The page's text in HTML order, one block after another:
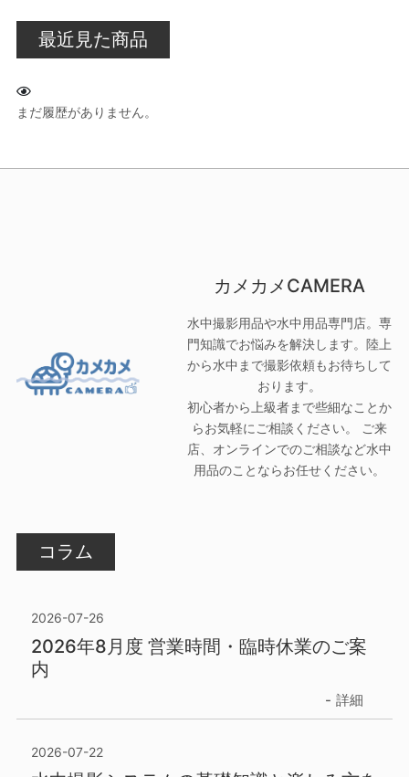
最近見た商品
まだ履歴がありません。
カメカメCAMERA
水中撮影用品や水中用品専門店。専
門知識でお悩みを解決します。陸上
から水中まで撮影依頼もお待ちして
おります。
初心者から上級者まで些細なことか
らお気軽にご相談ください。 ご来
店、オンラインでのご相談など水中
用品のことならお任せください。
コラム
2026-07-26
2026年8月度 営業時間・臨時休業のご案
内
詳細
2026-07-22